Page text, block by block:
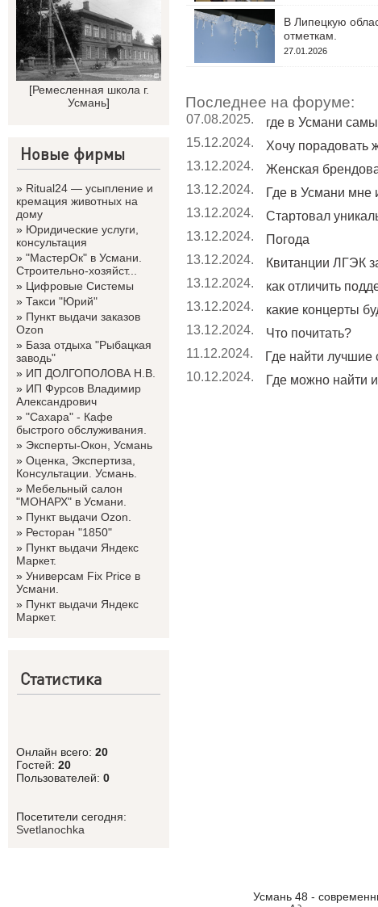
[Ремесленная школа г.
Усмань]
Новые фирмы
» Ritual24 — усыпление и
кремация животных на
дому
» Юридические услуги,
консультация
» "МастерОк" в Усмани.
Строительно-хозяйст...
» Цифровые Системы
» Такси "Юрий"
» Пункт выдачи заказов
Ozon
» База отдыха "Рыбацкая
заводь"
» ИП ДОЛГОПОЛОВА Н.В.
» ИП Фурсов Владимир
Александрович
» "Сахара" - Кафе
быстрого обслуживания.
» Эксперты-Окон, Усмань
» Оценка, Экспертиза,
Консультации. Усмань.
» Мебельный салон
"МОНАРХ" в Усмани.
» Пункт выдачи Ozon.
» Ресторан "1850"
» Пункт выдачи Яндекс
Маркет.
» Универсам Fix Price в
Усмани.
» Пункт выдачи Яндекс
Маркет.
Статистика
Онлайн всего: 20
Гостей: 20
Пользователей: 0
Посетители сегодня:
Svetlanоchka
В Липецкую
отметкам.
27.01.2026
Последнее на форуме:
07.08.2025.
где в Усмани
15.12.2024.
Хочу порадовать
13.12.2024.
Женская
13.12.2024.
Где в Усмани мне
13.12.2024.
Стартовал
13.12.2024.
Погода
13.12.2024.
Квитанции ЛГЭК
13.12.2024.
как отличить
13.12.2024.
какие концерты
13.12.2024.
Что почитать?
11.12.2024.
Где найти лучшие
10.12.2024.
Где можно найти
Усмань 48 -